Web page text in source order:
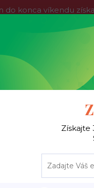
do konca víkendu
do nedele, tak
! Jedálenské
Získajte